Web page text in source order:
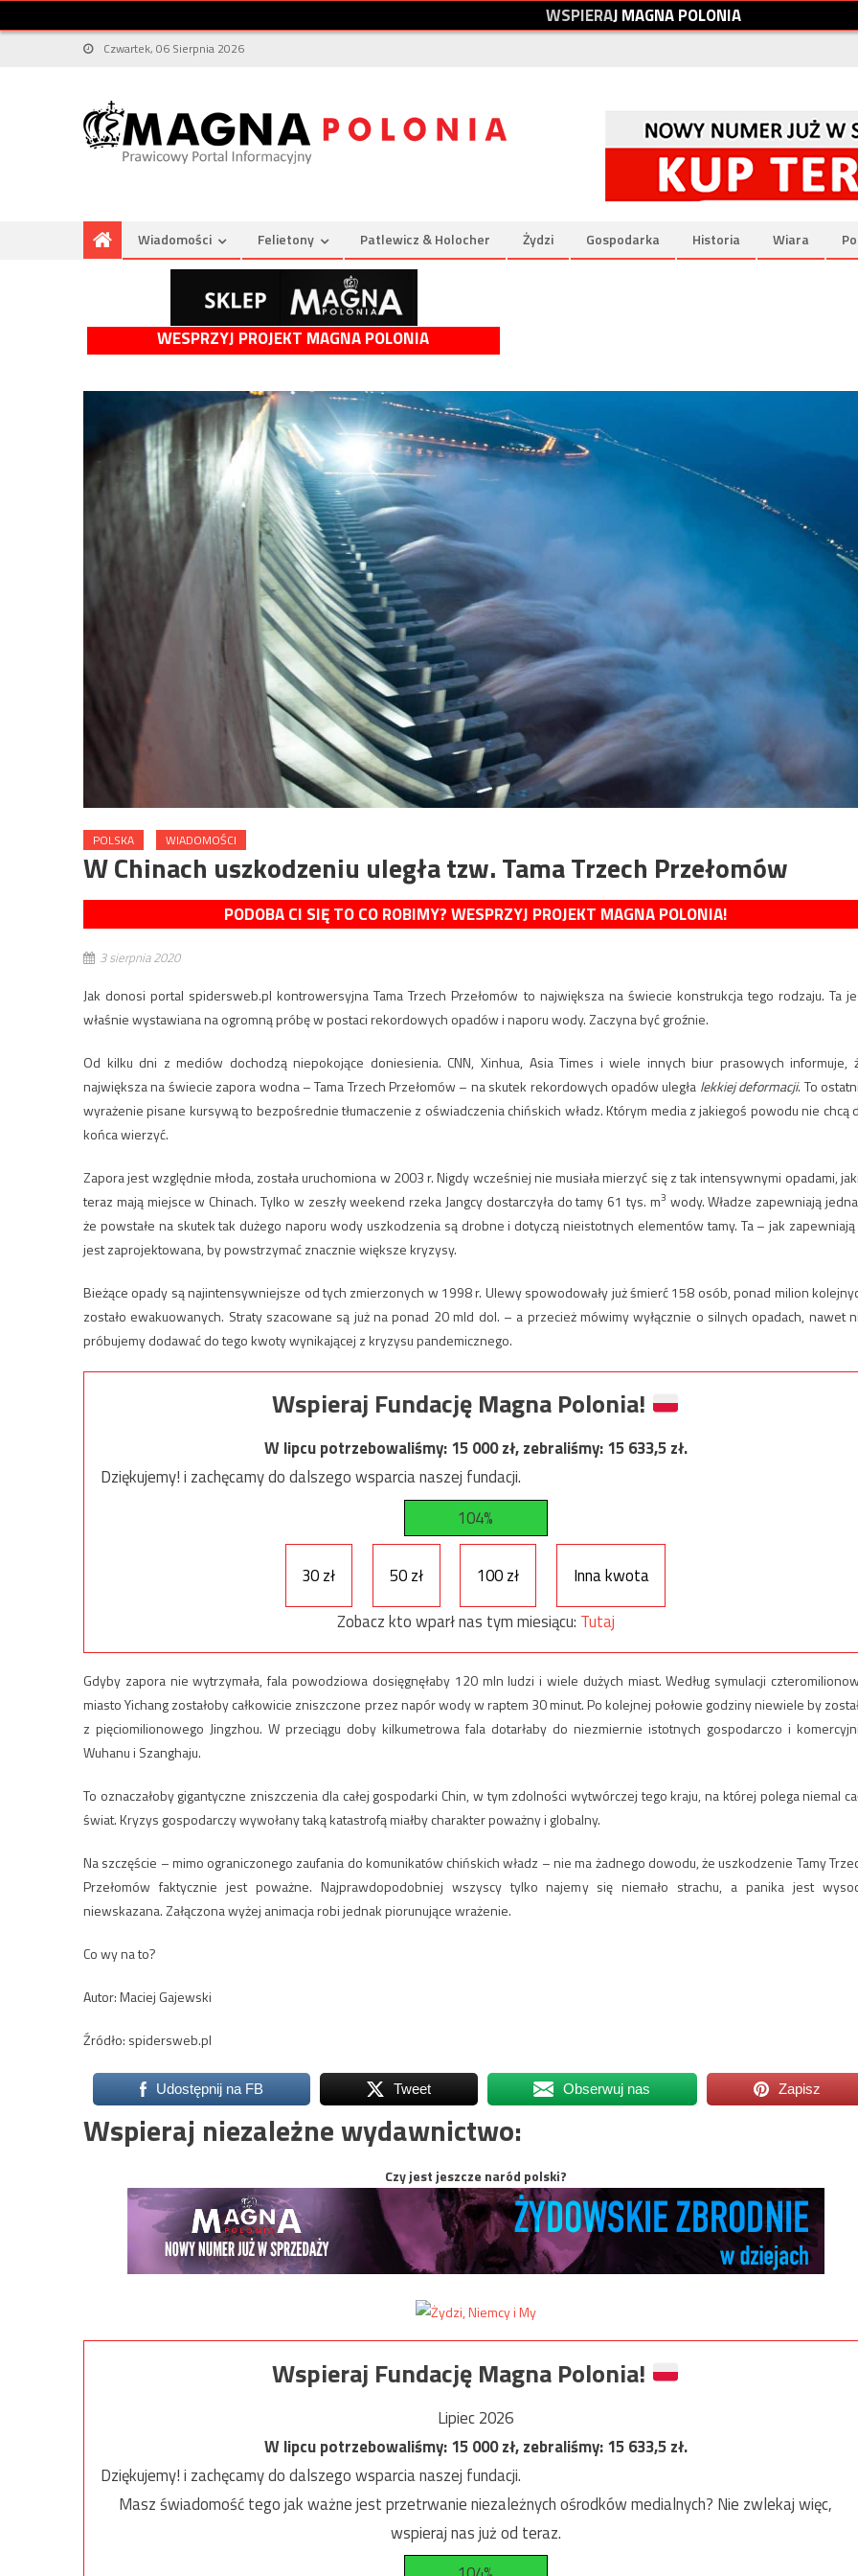
WSPIERAJMAGNAPOLONIA
Czwartek, 06 Sierpnia 2026
Wiadomości Felietony Patlewicz & Holocher Żydzi Gospodarka Historia Wiara
WESPRZYJ PROJEKT MAGNA POLONIA
POLSKA WIADOMOŚCI
W Chinach uszkodzeniu uległa tzw. Tama Trzech Przełomów
PODOBA CI SIĘ TO CO ROBIMY? WESPRZYJ PROJEKT MAGNA POLONIA!
3 sierpnia 2020
Jak donosi portal spidersweb.pl kontrowersyjna Tama Trzech Przełomów to największa na świecie konstrukcja tego rodzaju. Ta
właśnie wystawiana na ogromną próbę w postaci rekordowych opadów i naporu wody. Zaczyna być groźnie.
Od kilku dni z mediów dochodzą niepokojące doniesienia. CNN, Xinhua, Asia Times i wiele innych biur prasowych informuje,
największa na świecie zapora wodna – Tama Trzech Przełomów – na skutek rekordowych opadów uległa lekkiej deformacji. To
wyrażenie pisane kursywą to bezpośrednie tłumaczenie z oświadczenia chińskich władz. Którym media z jakiegoś powodu nie chcą
końca wierzyć.
Zapora jest względnie młoda, została uruchomiona w 2003 r. Nigdy wcześniej nie musiała mierzyć się z tak intensywnymi opadami,
teraz mają miejsce w Chinach. Tylko w zeszły weekend rzeka Jangcy dostarczyła do tamy 61 tys. m3 wody. Władze zapewniają
że powstałe na skutek tak dużego naporu wody uszkodzenia są drobne i dotyczą nieistotnych elementów tamy. Ta – jak
jest zaprojektowana, by powstrzymać znacznie większe kryzysy.
Bieżące opady są najintensywniejsze od tych zmierzonych w 1998 r. Ulewy spowodowały już śmierć 158 osób, ponad milion
zostało ewakuowanych. Straty szacowane są już na ponad 20 mld dol. – a przecież mówimy wyłącznie o silnych opadach, nawet
próbujemy dodawać do tego kwoty wynikającej z kryzysu pandemicznego.
Wspieraj Fundację Magna Polonia!
W lipcu potrzebowaliśmy:15 000zł, zebraliśmy:15 633,5zł.
Dziękujemy! i zachęcamy do dalszego wsparcia naszej fundacji.
104%
30 zł 50 zł 100 zł
Inna kwota
Zobacz kto wparł nas tym miesiącu: Tutaj
Gdyby zapora nie wytrzymała, fala powodziowa dosięgnęłaby 120 mln ludzi i wiele dużych miast. Według symulacji
miasto Yichang zostałoby całkowicie zniszczone przez napór wody w raptem 30 minut. Po kolejnej połowie godziny niewiele by
z pięciomilionowego Jingzhou. W przeciągu doby kilkumetrowa fala dotarłaby do niezmiernie istotnych gospodarczo i
Wuhanu i Szanghaju.
To oznaczałoby gigantyczne zniszczenia dla całej gospodarki Chin, w tym zdolności wytwórczej tego kraju, na której polega niemal
świat. Kryzys gospodarczy wywołany taką katastrofą miałby charakter poważny i globalny.
Na szczęście – mimo ograniczonego zaufania do komunikatów chińskich władz – nie ma żadnego dowodu, że uszkodzenie Tamy
Przełomów faktycznie jest poważne. Najprawdopodobniej wszyscy tylko najemy się niemało strachu, a panika jest
niewskazana. Załączona wyżej animacja robi jednak piorunujące wrażenie.
Co wy na to?
Autor: Maciej Gajewski
Źródło: spidersweb.pl
Udostępnij na FB Tweet Obserwuj nas Zapisz
Wspieraj niezależne wydawnictwo:
Czy jest jeszcze naród polski?
Wspieraj Fundację Magna Polonia!
Lipiec 2026
W lipcu potrzebowaliśmy:15 000zł, zebraliśmy:15 633,5zł.
Dziękujemy! i zachęcamy do dalszego wsparcia naszej fundacji.
Masz świadomość tego jak ważne jest przetrwanie niezależnych ośrodków medialnych? Nie zwlekaj więc,
wspieraj nas już od teraz.